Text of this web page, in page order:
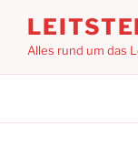
Inhalt
springenAlles rund um das